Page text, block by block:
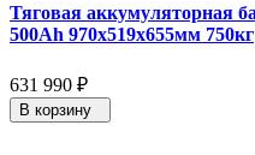
Тяговая аккумуляторная
500Ah 970х519х655мм 750кг
631 990 ₽
В корзину